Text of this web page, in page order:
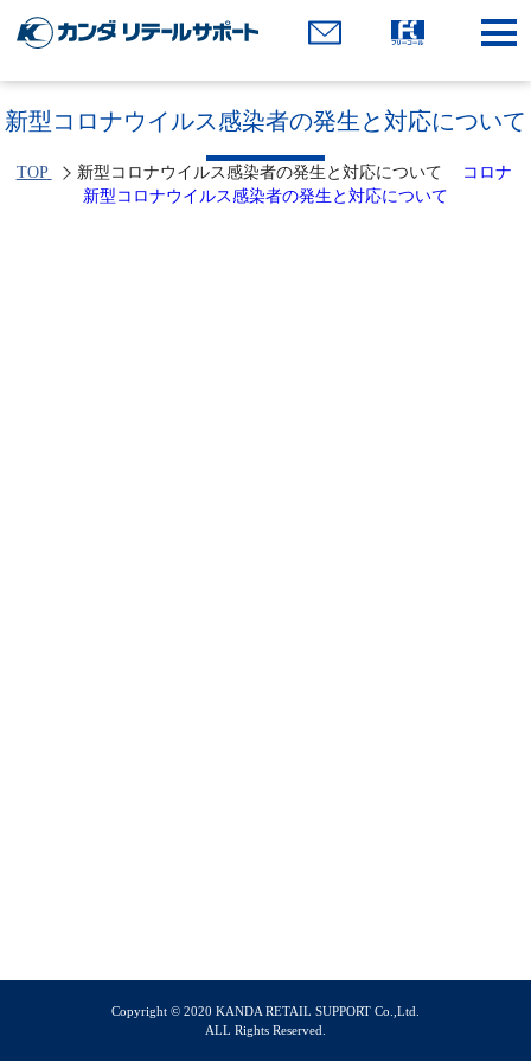
新型コロナウイルス感染者の発生と対応について
TOP コロナ
新型コロナウイルス感染者の発生と対応について
新型コロナウイルス感染者の発生と対応について
Copyright © 2020 KANDA RETAIL SUPPORT Co.,Ltd.
ALL Rights Reserved.